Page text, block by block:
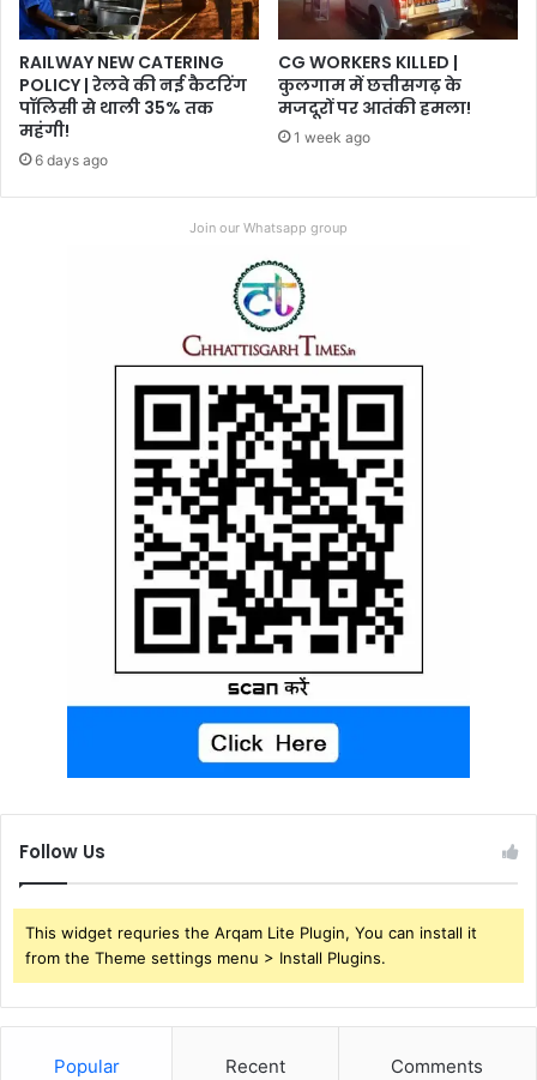
RAILWAY NEW CATERING
POLICY | रेलवे की नई कैटरिंग
पॉलिसी से थाली 35% तक
महंगी!
6 days ago
CG WORKERS KILLED |
कुलगाम में छत्तीसगढ़ के
मजदूरों पर आतंकी हमला!
1 week ago
Join our Whatsapp group
Follow Us
This widget requries the Arqam Lite Plugin, You can install it
from the Theme settings menu > Install Plugins.
Popular Recent Comments